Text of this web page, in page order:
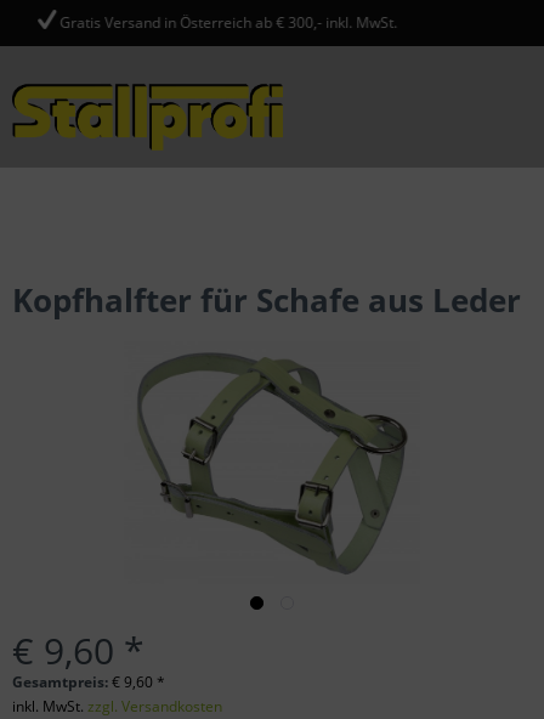
in Österreich ab € 300,- inkl. MwSt.
Kopfhalfter für Schafe aus Leder
€ 9,60 *
Gesamtpreis:€9,60 *
inkl. MwSt. zzgl. Versandkosten